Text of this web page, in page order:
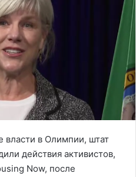
власти в Олимпии, штат
действия активистов,
Now, после